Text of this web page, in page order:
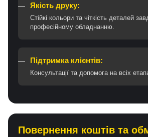
Якість друку:
Стійкі кольори та чіткість деталей
професійному обладнанню.
Підтримка клієнтів:
Консультації та допомога на всіх
Повернення коштів та